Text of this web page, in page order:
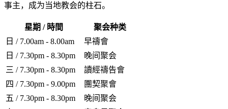
事主，成为当地教会的柱石。
星期 / 時間
聚会种类
日 / 7.00am - 8.00am
早禱會
日 / 7.30pm - 8.30pm
晚间聚会
三 / 7.30pm - 8.30pm
讀經禱告會
四 / 7.30pm - 9.00pm
團契聚會
五 / 7.30pm - 8.30pm
晚间聚会